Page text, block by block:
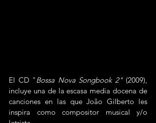
El CD "Bossa Nova Songbook 2" (2009),
incluye una de la escasa media docena de
canciones en las que João Gilberto les
inspira como compositor musical y/o